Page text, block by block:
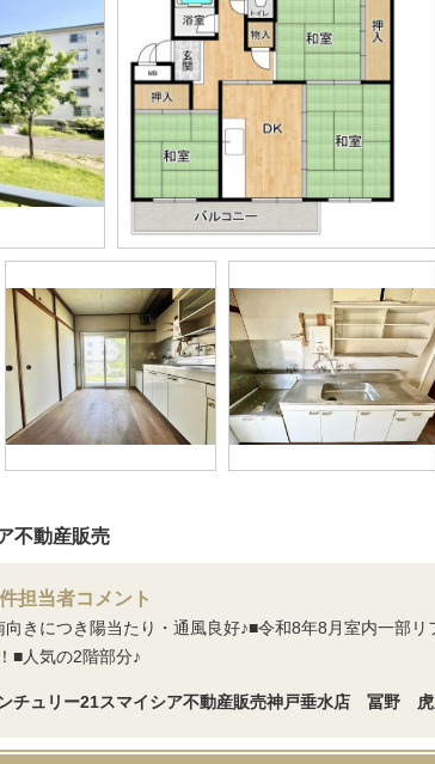
不動産販売
担当者コメント
向きにつき陽当たり・通風良好♪■令和8年8月室内一部
■人気の2階部分♪
チュリー21スマイシア不動産販売神戸垂水店 冨野